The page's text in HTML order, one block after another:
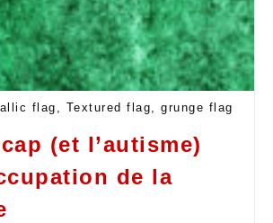
flag, Textured flag, grunge flag
(et l’autisme)
de la